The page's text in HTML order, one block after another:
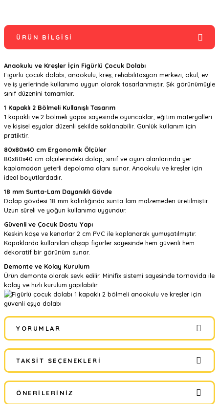
ÜRÜN BILGISI
Anaokulu ve Kreşler İçin Figürlü Çocuk Dolabı
Figürlü çocuk dolabı; anaokulu, kreş, rehabilitasyon merkezi, okul, ev
ve iş yerlerinde kullanıma uygun olarak tasarlanmıştır. Şık görünümüyle
sınıf düzenini tamamlar.
1 Kapaklı 2 Bölmeli Kullanışlı Tasarım
1 kapaklı ve 2 bölmeli yapısı sayesinde oyuncaklar, eğitim materyalleri
ve kişisel eşyalar düzenli şekilde saklanabilir. Günlük kullanım için
pratiktir.
80x80x40 cm Ergonomik Ölçüler
80x80x40 cm ölçülerindeki dolap, sınıf ve oyun alanlarında yer
kaplamadan yeterli depolama alanı sunar. Anaokulu ve kreşler için
ideal boyutlardadır.
18 mm Sunta-Lam Dayanıklı Gövde
Dolap gövdesi 18 mm kalınlığında sunta-lam malzemeden üretilmiştir.
Uzun süreli ve yoğun kullanıma uygundur.
Güvenli ve Çocuk Dostu Yapı
Keskin köşe ve kenarlar 2 cm PVC ile kaplanarak yumuşatılmıştır.
Kapaklarda kullanılan ahşap figürler sayesinde hem güvenli hem
dekoratif bir görünüm sunar.
Demonte ve Kolay Kurulum
Ürün demonte olarak sevk edilir. Minifix sistemi sayesinde tornavida ile
kolay ve hızlı kurulum yapılabilir.
YORUMLAR
Bu ürüne ilk yorumu siz yapın!
Yorum Yaz
TAKSIT SEÇENEKLERI
ÖNERILERINIZ